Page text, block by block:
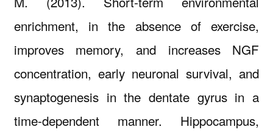
enrichment, in the absence of exercise,
improves memory, and increases NGF
concentration, early neuronal survival, and
synaptogenesis in the dentate gyrus in a
time‐dependent manner. Hippocampus,